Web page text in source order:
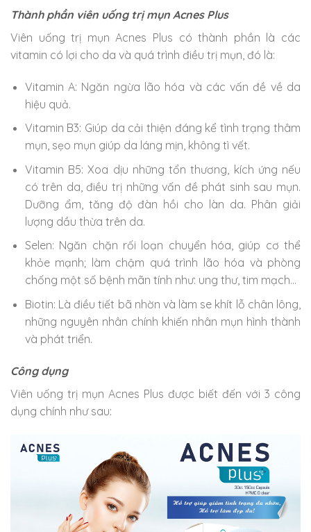
Thành phần viên uống trị mụn Acnes Plus
Viên uống trị mụn Acnes Plus có thành phần là các
vitamin có lợi cho da và quá trình điều trị mụn, đó là:
Vitamin A: Ngăn ngừa lão hóa và các vấn đề về da
hiệu quả.
Vitamin B3: Giúp da cải thiện đáng kể tình trạng thâm
mụn, sẹo mụn giúp da láng mịn, không tì vết.
Vitamin B5: Xoa dịu những tổn thương, kích ứng nếu
có trên da, điều trị những vấn đề phát sinh sau mụn.
Dưỡng ẩm, tăng độ đàn hồi cho làn da. Phân giải
lượng dầu thừa trên da.
Selen: Ngăn chặn rối loạn chuyển hóa, giúp cơ thể
khỏe mạnh; làm chậm quá trình lão hóa và phòng
chống một số bệnh mãn tính như: ung thư, tim mạch…
Biotin: Là điều tiết bã nhờn và làm se khít lỗ chân lông,
những nguyên nhân chính khiến nhân mụn hình thành
và phát triển.
Công dụng
Viên uống trị mụn Acnes Plus được biết đến với 3 công
dụng chính như sau: